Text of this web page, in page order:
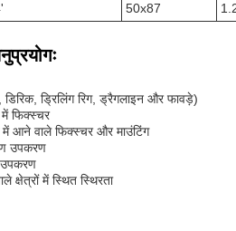
50x87
ड्रिलिंग रिग, ड्रैगलाइन और फावड़े)
में फिक्स्चर
आने वाले फिक्स्चर और माउंटिंग
उपकरण
उपकरण
क्षेत्रों में स्थित स्थिरता